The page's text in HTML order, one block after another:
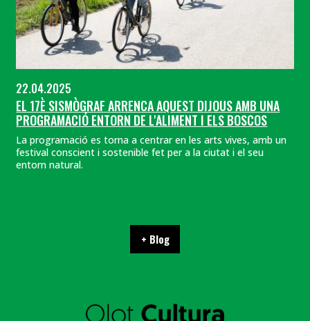
22.04.2025
EL 17È SISMÒGRAF ARRENCA AQUEST DIJOUS AMB UNA
PROGRAMACIÓ ENTORN DE L'ALIMENT I ELS BOSCOS
La programació es torna a centrar en les arts vives, amb un
festival conscient i sostenible fet per a la ciutat i el seu
entorn natural.
+ Blog